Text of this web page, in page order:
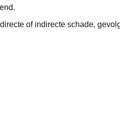
of indirecte schade,